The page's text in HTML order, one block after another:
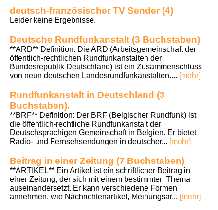
deutsch-französischer TV Sender (4)
Leider keine Ergebnisse.
Deutsche Rundfunkanstalt (3 Buchstaben)
**ARD** Definition: Die ARD (Arbeitsgemeinschaft der
öffentlich-rechtlichen Rundfunkanstalten der
Bundesrepublik Deutschland) ist ein Zusammenschluss
von neun deutschen Landesrundfunkanstalten.... [mehr]
Rundfunkanstalt in Deutschland (3
Buchstaben).
**BRF** Definition: Der BRF (Belgischer Rundfunk) ist
die öffentlich-rechtliche Rundfunkanstalt der
Deutschsprachigen Gemeinschaft in Belgien. Er bietet
Radio- und Fernsehsendungen in deutscher... [mehr]
Beitrag in einer Zeitung (7 Buchstaben)
**ARTIKEL** Ein Artikel ist ein schriftlicher Beitrag in
einer Zeitung, der sich mit einem bestimmten Thema
auseinandersetzt. Er kann verschiedene Formen
annehmen, wie Nachrichtenartikel, Meinungsar... [mehr]